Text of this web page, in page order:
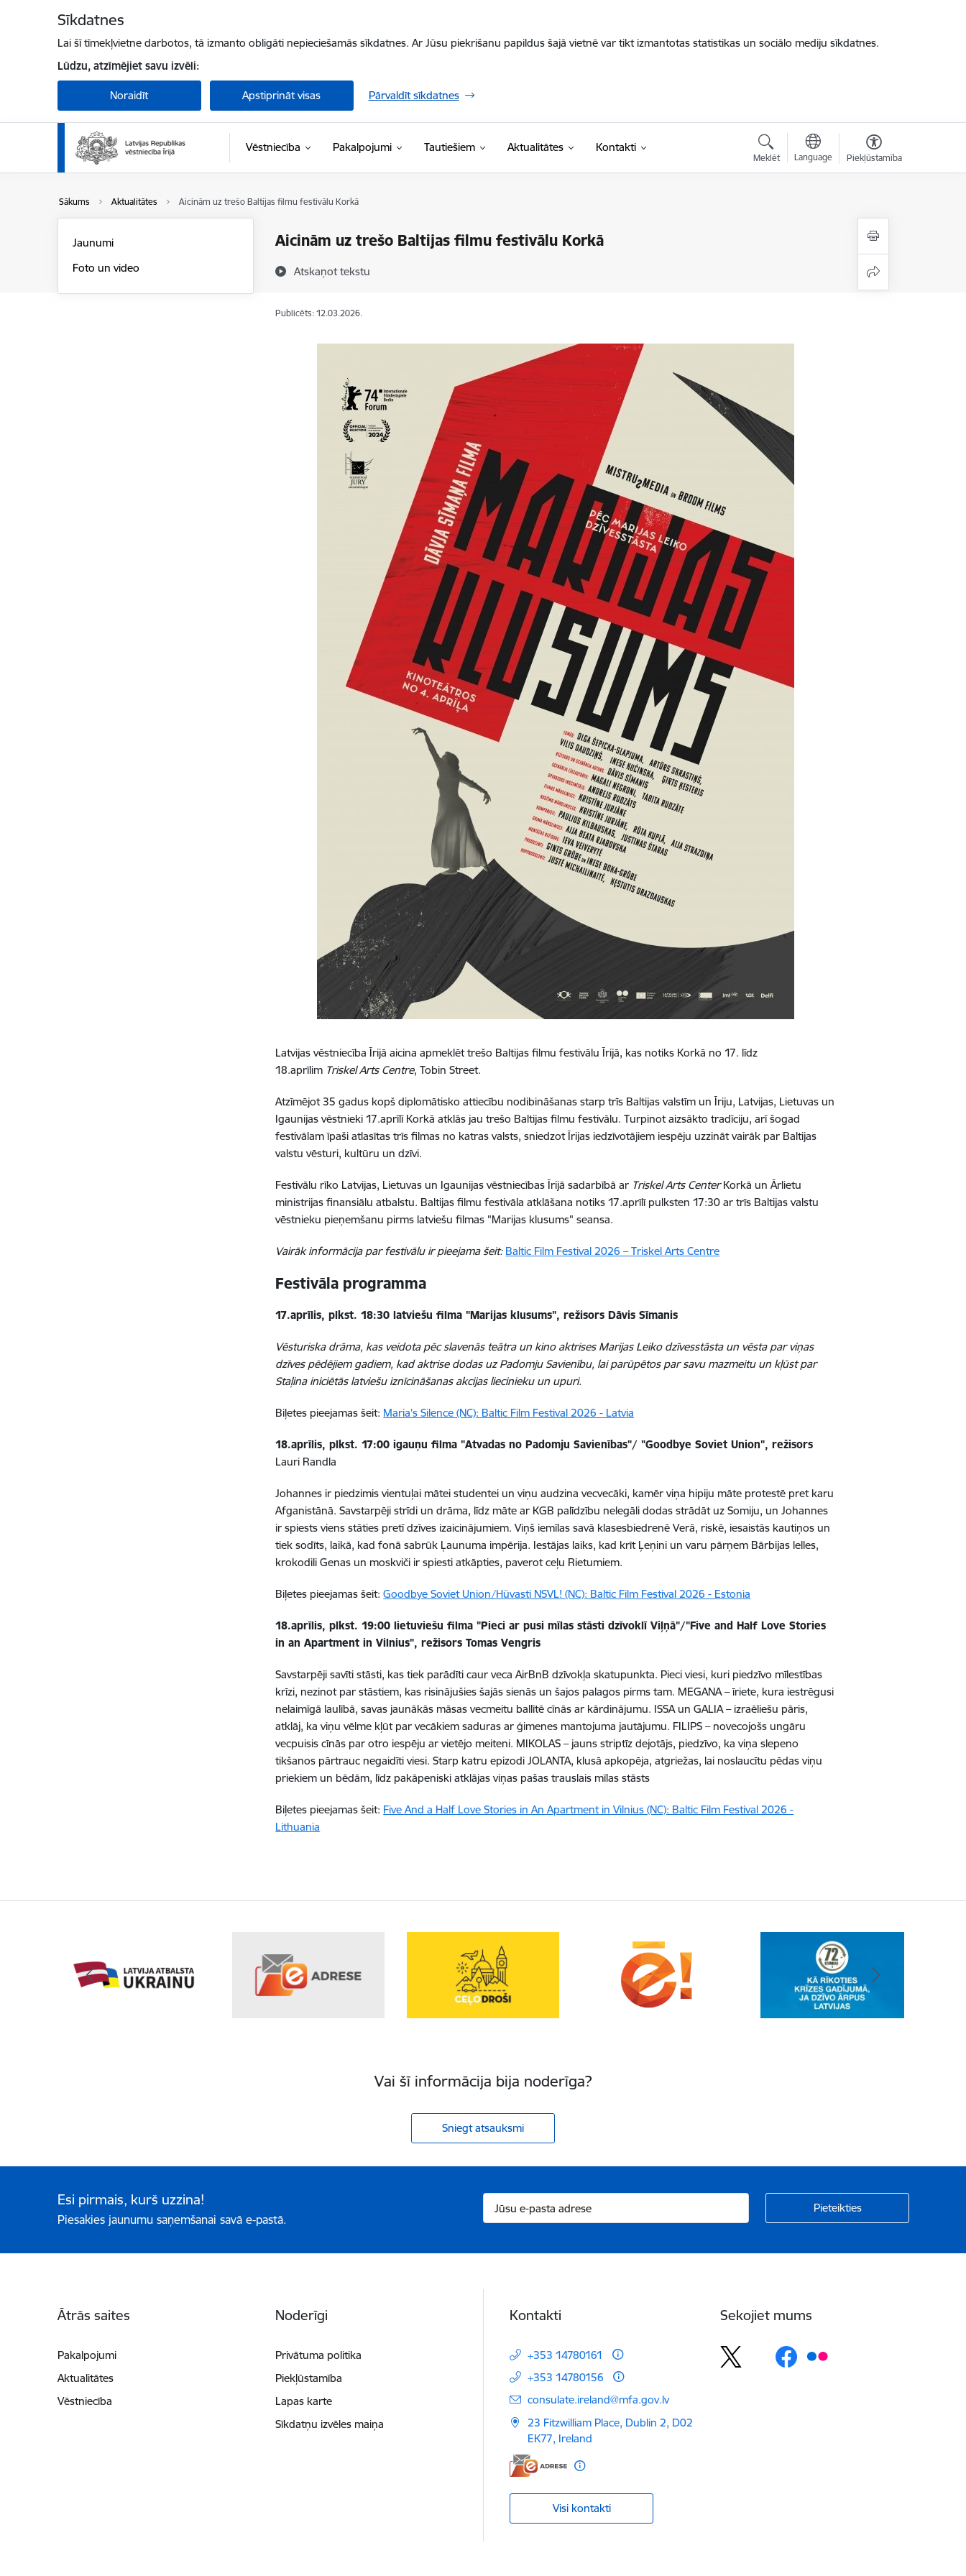
Sīkdatnes
Lai šī tīmekļvietne darbotos, tā izmanto obligāti nepieciešamās sīkdatnes. Ar Jūsu piekrišanu papildus šajā vietnē var tikt izmantotas statistikas un sociālo mediju sīkdatnes.
Lūdzu, atzīmējiet savu izvēli:
Noraidīt Apstiprināt visas Pārvaldīt sīkdatnes
Vēstniecība Pakalpojumi Tautiešiem Aktualitātes Kontakti
Meklēt Language Piekļūstamība
Sākums Aktualitātes Aicinām uz trešo Baltijas filmu festivālu Korkā
Aicinām uz trešo Baltijas filmu festivālu Korkā
Atskaņot tekstu
Jaunumi
Foto un video
Publicēts: 12.03.2026.
Latvijas vēstniecība Īrijā aicina apmeklēt trešo Baltijas filmu festivālu Īrijā, kas notiks Korkā no 17. līdz
18.aprīlim Triskel Arts Centre, Tobin Street.
Atzīmējot 35 gadus kopš diplomātisko attiecību nodibināšanas starp trīs Baltijas valstīm un Īriju, Latvijas, Lietuvas un
Igaunijas vēstnieki 17.aprīlī Korkā atklās jau trešo Baltijas filmu festivālu. Turpinot aizsākto tradīciju, arī šogad
festivālam īpaši atlasītas trīs filmas no katras valsts, sniedzot Īrijas iedzīvotājiem iespēju uzzināt vairāk par Baltijas
valstu vēsturi, kultūru un dzīvi.
Festivālu rīko Latvijas, Lietuvas un Igaunijas vēstniecības Īrijā sadarbībā ar Triskel Arts CenterKorkā un Ārlietu
ministrijas finansiālu atbalstu. Baltijas filmu festivāla atklāšana notiks 17.aprīlī pulksten 17:30 ar trīs Baltijas valstu
vēstnieku pieņemšanu pirms latviešu filmas "Marijas klusums" seansa.
Vairāk informācija par festivālu ir pieejama šeit: Baltic Film Festival 2026 – Triskel Arts Centre
Festivāla programma
17.aprīlis, plkst. 18:30 latviešu filma "Marijas klusums", režisors Dāvis Sīmanis
Vēsturiska drāma, kas veidota pēc slavenās teātra un kino aktrises Marijas Leiko dzīvesstāsta un vēsta par viņas
dzīves pēdējiem gadiem, kad aktrise dodas uz Padomju Savienību, lai parūpētos par savu mazmeitu un kļūst par
Staļina iniciētās latviešu iznīcināšanas akcijas liecinieku un upuri.
Biļetes pieejamas šeit: Maria’s Silence (NC): Baltic Film Festival 2026 - Latvia
18.aprīlis, plkst. 17:00 igauņu filma "Atvadas no Padomju Savienības"/ "Goodbye Soviet Union", režisors
Lauri Randla
Johannes ir piedzimis vientuļai mātei studentei un viņu audzina vecvecāki, kamēr viņa hipiju māte protestē pret karu
Afganistānā. Savstarpēji strīdi un drāma, līdz māte ar KGB palīdzību nelegāli dodas strādāt uz Somiju, un Johannes
ir spiests viens stāties pretī dzīves izaicinājumiem. Viņš iemīlas savā klasesbiedrenē Verā, riskē, iesaistās kautiņos un
tiek sodīts, laikā, kad fonā sabrūk Ļaunuma impērija. Iestājas laiks, kad krīt Ļeņini un varu pārņem Bārbijas lelles,
krokodili Genas un moskviči ir spiesti atkāpties, paverot ceļu Rietumiem.
Biļetes pieejamas šeit:Goodbye Soviet Union/Hüvasti NSVL! (NC): Baltic Film Festival 2026 - Estonia
18.aprīlis, plkst. 19:00 lietuviešu filma "Pieci ar pusi mīlas stāsti dzīvoklī Viļņā"/"Five and Half Love Stories
in an Apartment in Vilnius", režisors Tomas Vengris
Savstarpēji savīti stāsti, kas tiek parādīti caur veca AirBnB dzīvokļa skatupunkta. Pieci viesi, kuri piedzīvo mīlestības
krīzi, nezinot par stāstiem, kas risinājušies šajās sienās un šajos palagos pirms tam. MEGANA – īriete, kura iestrēgusi
nelaimīgā laulībā, savas jaunākās māsas vecmeitu ballītē cīnās ar kārdinājumu. ISSA un GALIA – izraēliešu pāris,
atklāj, ka viņu vēlme kļūt par vecākiem saduras ar ģimenes mantojuma jautājumu. FILIPS – novecojošs ungāru
vecpuisis cīnās par otro iespēju ar vietējo meiteni. MIKOLAS – jauns striptīz dejotājs, piedzīvo, ka viņa slepeno
tikšanos pārtrauc negaidīti viesi. Starp katru epizodi JOLANTA, klusā apkopēja, atgriežas, lai noslaucītu pēdas viņu
priekiem un bēdām, līdz pakāpeniski atklājas viņas pašas trauslais mīlas stāsts
Biļetes pieejamas šeit: Five And a Half Love Stories in An Apartment in Vilnius (NC): Baltic Film Festival 2026 -
Lithuania
Vai šī informācija bija noderīga?
Sniegt atsauksmi
Esi pirmais, kurš uzzina!
Piesakies jaunumu saņemšanai savā e-pastā.
Ātrās saites
Pakalpojumi
Aktualitātes
Vēstniecība
Noderīgi
Privātuma politika
Piekļūstamība
Lapas karte
Sīkdatņu izvēles maiņa
Kontakti
+353 14780161
+353 14780156
E-pasts:
consulate.ireland@mfa.gov.lv
23 Fitzwilliam Place, Dublin 2, D02
EK77, Ireland
Visi kontakti
Sekojiet mums